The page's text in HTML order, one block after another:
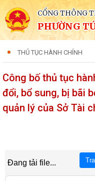
CỔNG THÔNG
PHƯỜNG
THỦ TỤC HÀNH CHÍNH
Công bố thủ tục
đổi, bổ sung, bị bãi
quản lý của Sở Tài